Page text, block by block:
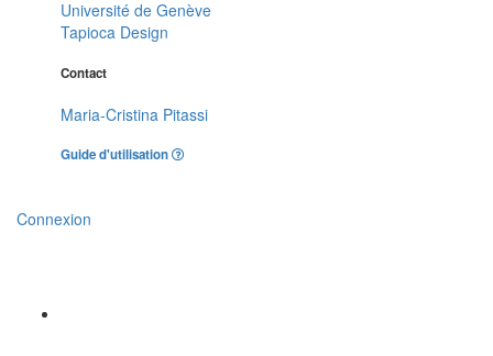
Université de Genève
Tapioca Design
Contact
Maria-Cristina Pitassi
Guide d'utilisation
Connexion